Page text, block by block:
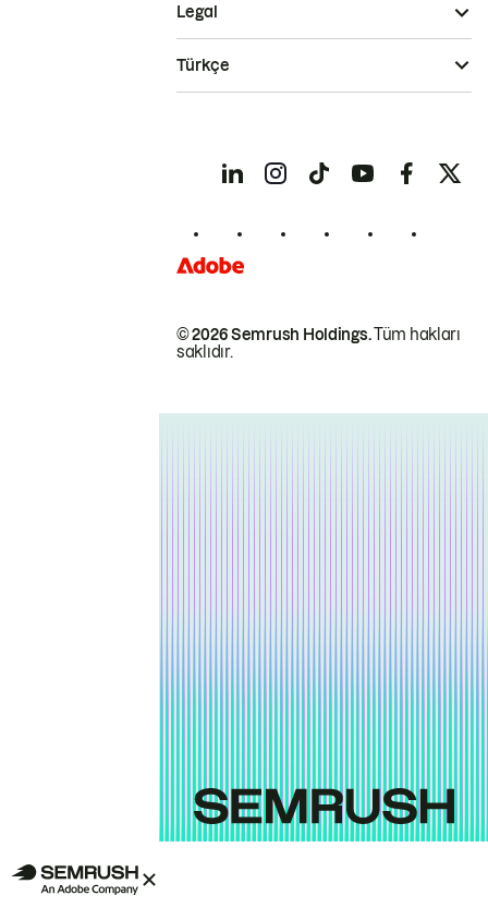
© 2026 Semrush Holdings.Tüm hakları
saklıdır.
Legal
Türkçe